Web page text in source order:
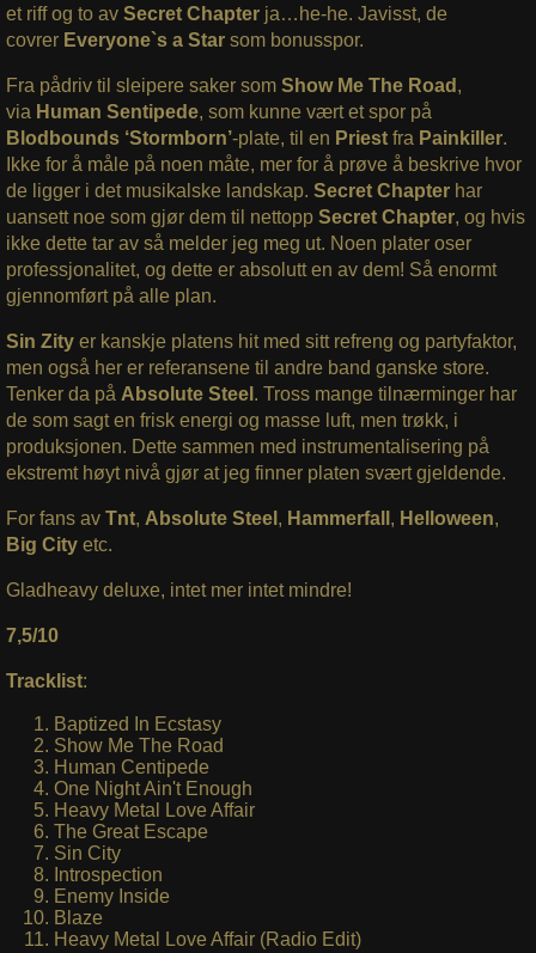
et riff og to av Secret Chapterja…he-he. Javisst, de
covrer Everyone`s a Star som bonusspor.
Fra pådriv til sleipere saker som Show Me The Road ,
via Human Sentipede, som kunne vært et spor på
Blodbounds ‘Stormborn’-plate, til en Priest fra Painkiller.
Ikke for å måle på noen måte, mer for å prøve å beskrive hvor
de ligger i det musikalske landskap. Secret Chapter har
uansett noe som gjør dem til nettopp Secret Chapter, og hvis
ikke dette tar av så melder jeg meg ut. Noen plater oser
professjonalitet, og dette er absolutt en av dem! Så enormt
gjennomført på alle plan.
Sin Zity er kanskje platens hit med sitt refreng og partyfaktor,
men også her er referansene til andre band ganske store.
Tenker da på Absolute Steel . Tross mange tilnærminger har
de som sagt en frisk energi og masse luft, men trøkk, i
produksjonen. Dette sammen med instrumentalisering på
ekstremt høyt nivå gjør at jeg finner platen svært gjeldende.
For fans av Tnt, Absolute Steel , Hammerfall , Helloween,
Big Cityetc.
Gladheavy deluxe, intet mer intet mindre!
7,5/10
Tracklist:
Baptized In Ecstasy
Show Me The Road
Human Centipede
One Night Ain't Enough
Heavy Metal Love Affair
The Great Escape
Sin City
Introspection
Enemy Inside
Blaze
Heavy Metal Love Affair (Radio Edit)